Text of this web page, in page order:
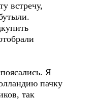
встречу,
Я
пачку
так